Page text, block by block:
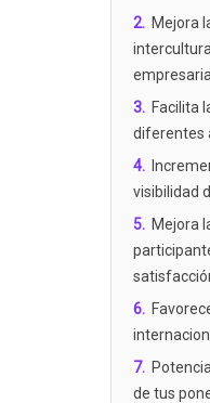
2. Mejora
3. Facilita
diferentes
4.
visibilidad
5. Mejora
6.
7.
de tus